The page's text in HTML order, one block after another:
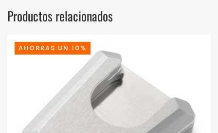
Productos relacionados
AHORRAS UN 10%